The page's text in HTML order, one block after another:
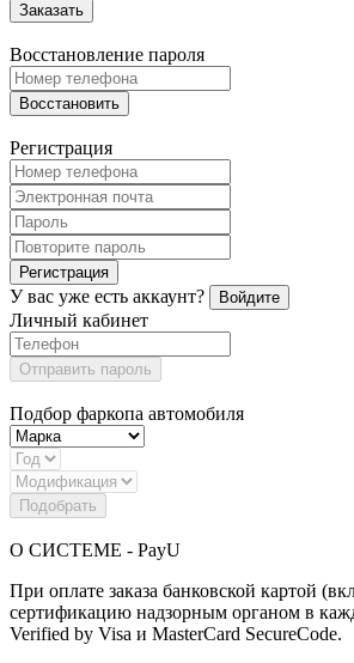
Заказать
Восстановление пароля
Восстановить
Регистрация
Регистрация
У вас уже есть аккаунт? Войдите
Личный кабинет
Отправить пароль
Подбор фаркопа автомобиля
Подобрать
О СИСТЕМЕ - PayU
При оплате заказа банковской картой
сертификацию надзорным органом в
Verified by Visa и MasterCard SecureCode.